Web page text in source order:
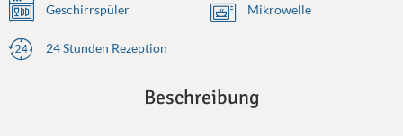
Geschirrspüler Mikrowelle
24 Stunden Rezeption
Beschreibung